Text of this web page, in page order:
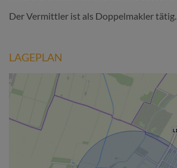
Der Vermittler ist als Doppelmakler tätig.
LAGEPLAN